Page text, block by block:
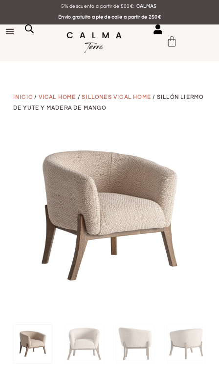
5% descuento a partir de 500€: CALMA5
Envío gratuito a pie de calle a partir de 250€
INICIO / VICAL HOME /SILLONES VICAL HOME / SILLÓN LIERMO
DE YUTE Y MADERA DE MANGO